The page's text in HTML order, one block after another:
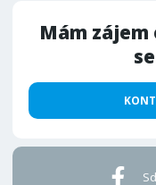
Mám zájem